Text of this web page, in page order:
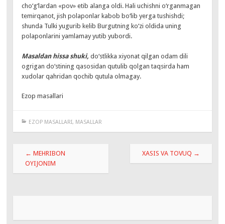
cho‘g‘lardan «pov» etib alanga oldi. Hali uchishni o‘rganmagan
temirqanot, jish polaponlar kabob bo‘lib yerga tushishdi;
shunda Tulki yugurib kelib Burgutning ko‘zi oldida uning
polaponlarini yamlamay yutib yubordi.
Masaldan hissa shuki, do‘stlikka xiyonat qilgan odam dili
ogrigan do‘stining qasosidan qutulib qolgan taqsirda ham
xudolar qahridan qochib qutula olmagay.
Ezop masallari
EZOP MASALLARI, MASALLAR
Навигация
← MEHRIBON
OYIJONIM
XASIS VA TOVUQ →